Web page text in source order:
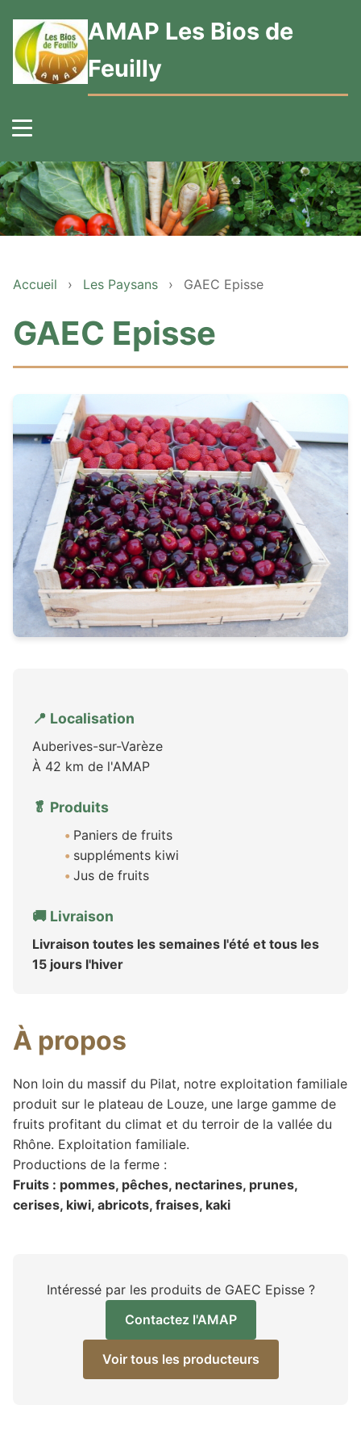
AMAP Les Bios de
Feuilly
Accueil › Les Paysans › GAEC Episse
GAEC Episse
📍 Localisation
Auberives-sur-Varèze
À 42 km de l'AMAP
🥬 Produits
Paniers de fruits
suppléments kiwi
Jus de fruits
🚚 Livraison
Livraison toutes les semaines l'été et tous les
15 jours l'hiver
À propos
Non loin du massif du Pilat, notre exploitation familiale
produit sur le plateau de Louze, une large gamme de
fruits profitant du climat et du terroir de la vallée du
Rhône. Exploitation familiale.
Productions de la ferme :
Fruits : pommes, pêches, nectarines, prunes,
cerises, kiwi, abricots, fraises, kaki
Intéressé par les produits de GAEC Episse ?
Contactez l'AMAP
Voir tous les producteurs